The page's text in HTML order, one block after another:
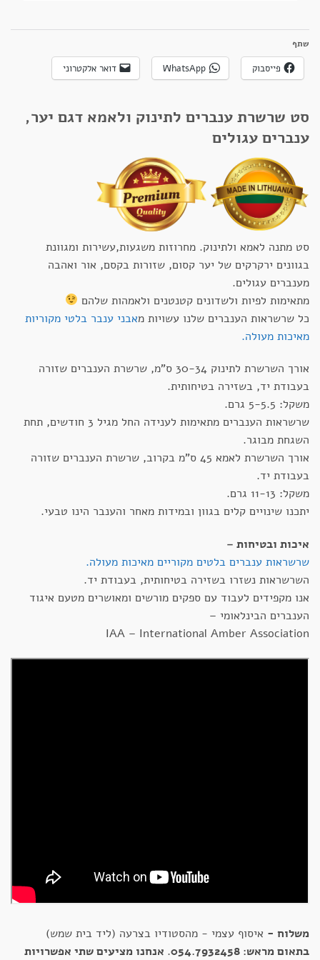
שתף
פייסבוק WhatsApp דואר אלקטרוני
סט שרשרת ענברים לתינוק ולאמא דגם יער,
ענברים עגולים
סט מתנה לאמא ולתינוק. מחרוזות משגעות,עשירות ומגוונת
בגוונים ירקרקים של יער קסום, שזורות בקסם, אור ואהבה
מענברים עגולים.
מתאימות לפיות ולשדונים קטנטנים ולאמהות שלהם
כל שרשראות הענברים שלנו עשויות מאבני ענבר בלטי מקוריות
מאיכות מעולה.
אורך השרשרת לתינוק 30-34 ס"מ, שרשרת הענברים שזורה
בעבודת יד, בשזירה בטיחותית.
משקל: 5-5.5 גרם.
שרשראות הענברים מתאימות לענידה החל מגיל 3 חודשים, תחת
השגחת מבוגר.
אורך השרשרת לאמא 45 ס"מ בקרוב, שרשרת הענברים שזורה
בעבודת יד.
משקל: 11-13 גרם.
יתכנו שינויים קלים בגוון ובמידות מאחר והענבר הינו טבעי.
איכות ובטיחות –
שרשראות ענברים בלטים מקוריים מאיכות מעולה.
השרשראות נשזרו בשזירה בטיחותית, בעבודת יד.
אנו מקפידים לעבוד עם ספקים מורשים ומאושרים מטעם איגוד
הענברים הבינלאומי –
IAA – International Amber Association
משלוח - איסוף עצמי - מהסטודיו בצרעה (ליד בית שמש)
בתאום מראש: 054.7932458
. אנחנו מציעים שתי אפשרויות